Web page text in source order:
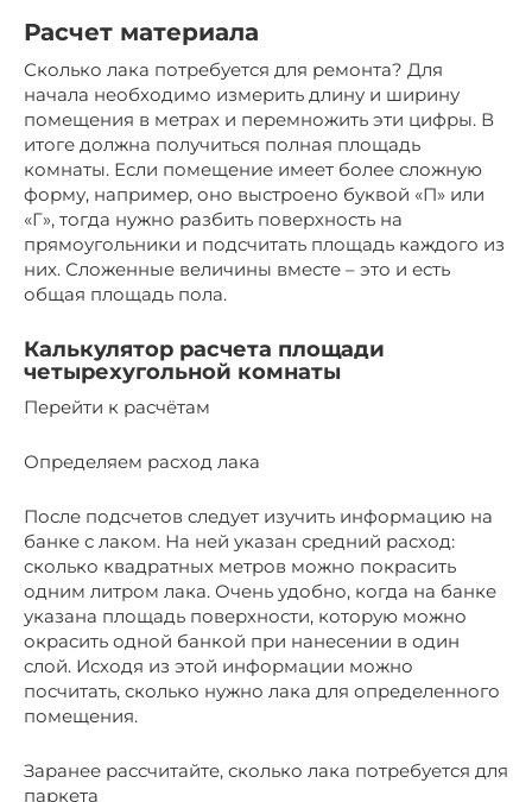
Расчет материала
Сколько лака потребуется для ремонта? Для
начала необходимо измерить длину и ширину
помещения в метрах и перемножить эти цифры. В
итоге должна получиться полная площадь
комнаты. Если помещение имеет более сложную
форму, например, оно выстроено буквой «П» или
«Г», тогда нужно разбить поверхность на
прямоугольники и подсчитать площадь каждого из
них. Сложенные величины вместе – это и есть
общая площадь пола.
Калькулятор расчета площади
четырехугольной комнаты
Перейти к расчётам
Определяем расход лака
После подсчетов следует изучить информацию на
банке с лаком. На ней указан средний расход:
сколько квадратных метров можно покрасить
одним литром лака. Очень удобно, когда на банке
указана площадь поверхности, которую можно
окрасить одной банкой при нанесении в один
слой. Исходя из этой информации можно
посчитать, сколько нужно лака для определенного
помещения.
Заранее рассчитайте, сколько лака потребуется для
паркета